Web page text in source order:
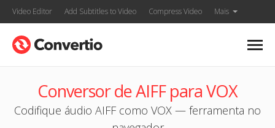
Video Editor Add Subtitles to Video Compress Video Mais
Conversor de AIFF para VOX
Codifique áudio AIFF como VOX — ferramenta no